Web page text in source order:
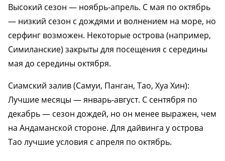
Высокий сезон — ноябрь-апрель. С мая по октябрь
— низкий сезон с дождями и волнением на море, но
серфинг возможен. Некоторые острова (например,
Симиланские) закрыты для посещения с середины
мая до середины октября.
Сиамский залив (Самуи, Панган, Тао, Хуа Хин):
Лучшие месяцы — январь-август. С сентября по
декабрь — сезон дождей, но он менее выражен, чем
на Андаманской стороне. Для дайвинга у острова
Тао лучшие условия с апреля по октябрь.